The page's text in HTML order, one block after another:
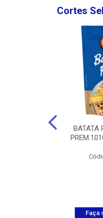
Cortes
BATATA
Faça